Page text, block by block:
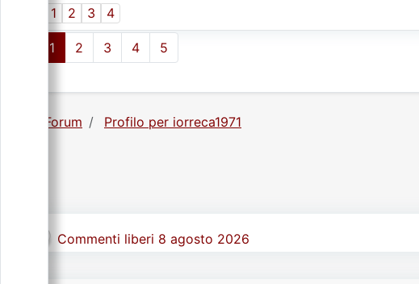
1
2 3 4
1 2 3 4 5
Forum Profilo per iorreca1971
Commenti liberi 8 agosto 2026